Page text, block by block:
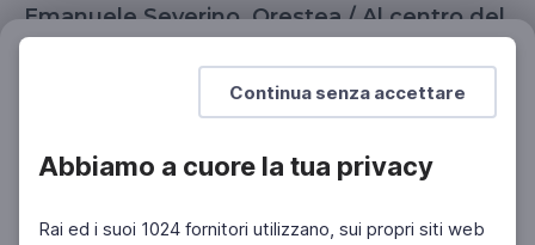
Continua senza accettare
Abbiamo a cuore la tua privacy
Rai ed i suoi 1024 fornitori utilizzano, sui propri siti web
Emanuele Severino. Orestea / Al centro del
vortice
La filosofia sommo riparo al terrore della morte
Azzera